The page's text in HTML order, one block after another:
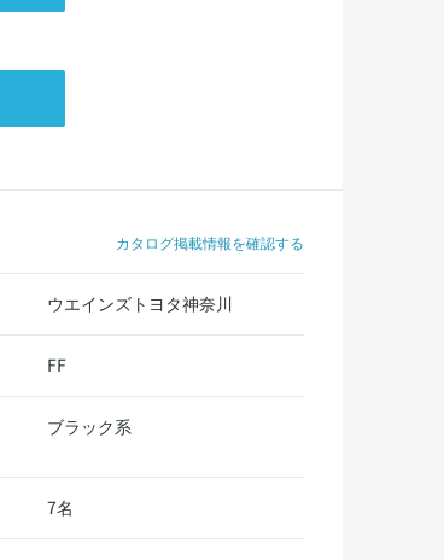
カタログ掲載情報を確認する
ウエインズトヨタ神奈川
FF
ブラック系
7名